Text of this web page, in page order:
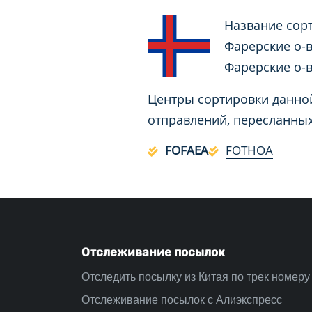
Название
Фарерские о-
Фарерские о-
Центры сортировки
отправлений,
FOFAEA FOTHOA
Отслеживание посылок
Отследить посылку из Китая по трек номеру
Отслеживание посылок с Алиэкспресс